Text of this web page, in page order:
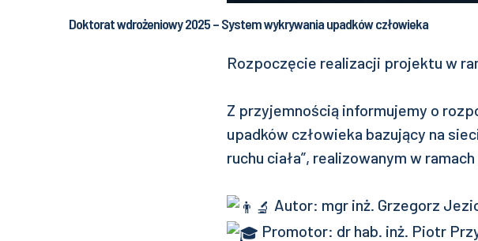
Doktorat wdrożeniowy 2025 – System wykrywania upadków człowieka
Rozpoczęcie realizacji projektu w
Z przyjemnością informujemy o
upadków człowieka bazujący na
ruchu ciała”, realizowanym w
Autor: mgr inż. Grzegorz
Promotor: dr hab. inż. Piotr